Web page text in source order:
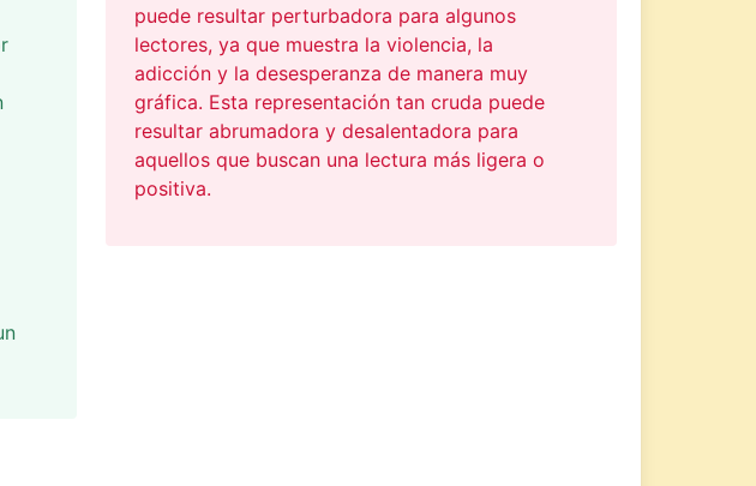
puede resultar perturbadora para algunos
lectores, ya que muestra la violencia, la
adicción y la desesperanza de manera muy
gráfica. Esta representación tan cruda puede
resultar abrumadora y desalentadora para
aquellos que buscan una lectura más ligera o
positiva.